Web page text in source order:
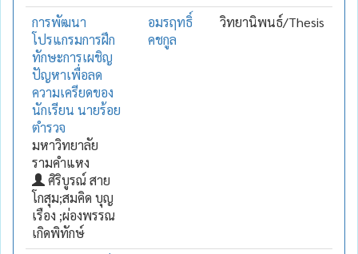
การพัฒนา
โปรแกรมการฝึก
ทักษะการเผชิญ
ปัญหาเพื่อลด
ความเครียดของ
นักเรียน นายร้อย
ตำรวจ
มหาวิทยาลัย
รามคำแหง
ศิริบูรณ์ สาย
โกสุม;สมคิด บุญ
เรือง ;ผ่องพรรณ
เกิดพิทักษ์
อมรฤทธิ์
คชกูล
วิทยานิพนธ์/Thesis